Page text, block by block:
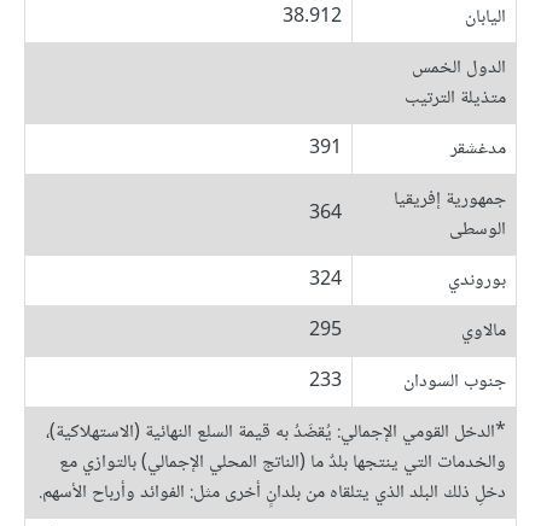
اليابان
38.912
الدول الخمس
متذيلة الترتيب
مدغشقر
391
جمهورية إفريقيا
الوسطى
364
بوروندي
324
مالاوي
295
جنوب السودان
233
*الدخل القومي الإجمالي: يُقضَدُ به قيمة السلع النهائية (الاستهلاكية)،
والخدمات التي ينتجها بلدٌ ما (الناتج المحلي الإجمالي) بالتوازي مع
دخلِ ذلك البلد الذي يتلقاه من بلدانٍ أخرى مثل: الفوائد وأرباح الأسهم.